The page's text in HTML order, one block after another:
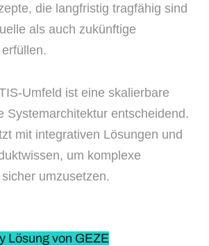
die langfristig tragfähig sind
als auch zukünftige
Umfeld ist eine skalierbare
Systemarchitektur entscheidend.
mit integrativen Lösungen und
um komplexe
umzusetzen.
Lösung von GEZE